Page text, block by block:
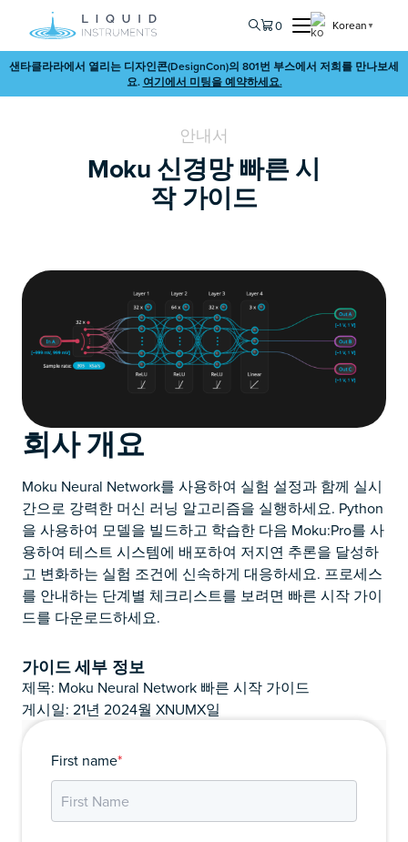
0 Korean ▼
샌타클라라에서 열리는 디자인콘(DesignCon)의 801번 부스에서 저희를 만나보세
요. 여기에서 미팅을 예약하세요.
안내서
Moku 신경망 빠른 시
작 가이드
회사 개요
Moku Neural Network를 사용하여 실험 설정과 함께 실시
간으로 강력한 머신 러닝 알고리즘을 실행하세요. Python
을 사용하여 모델을 빌드하고 학습한 다음 Moku:Pro를 사
용하여 테스트 시스템에 배포하여 저지연 추론을 달성하
고 변화하는 실험 조건에 신속하게 대응하세요. 프로세스
를 안내하는 단계별 체크리스트를 보려면 빠른 시작 가이
드를 다운로드하세요.
가이드 세부 정보
제목: Moku Neural Network 빠른 시작 가이드
게시일: 21년 2024월 XNUMX일
First name*